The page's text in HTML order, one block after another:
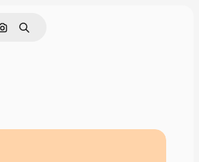
Pesquisar por imagem
Buscar